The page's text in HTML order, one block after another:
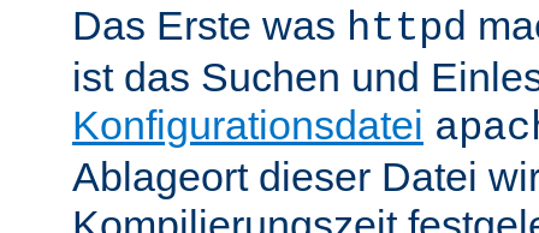
Das Erste was httpd
ist das Suchen und
Konfigurationsdatei
Ablageort dieser Datei